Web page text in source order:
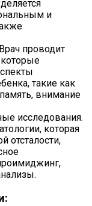
и
проводит
которые
такие как
внимание
исследования.
которая
отсталости,